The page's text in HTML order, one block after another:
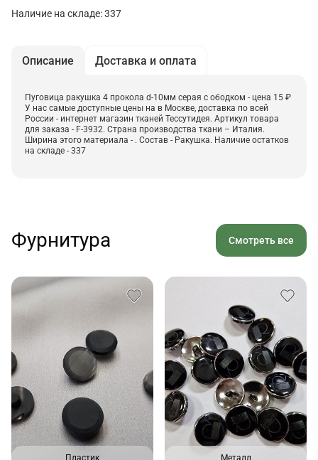
Наличие на складе: 337
Описание Доставка и оплата
Пуговица ракушка 4 прокола d-10мм серая с ободком - цена 15 ₽
У нас самые доступные цены на в Москве, доставка по всей
России - интернет магазин тканей Тессутидея. Артикул товара
для заказа - F-3932. Страна производства ткани – Италия.
Ширина этого материала - . Состав - Ракушка. Наличие остатков
на складе - 337
Фурнитура Смотреть все